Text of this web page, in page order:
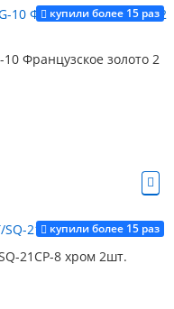
купили более 15 раз
Французское золото 2
купили более 15 раз
21CP-8 хром 2шт.